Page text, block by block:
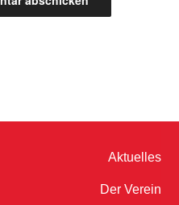
Aktuelles
Der Verein